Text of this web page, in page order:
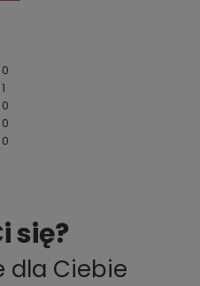
0
1
0
0
0
się?
dla Ciebie